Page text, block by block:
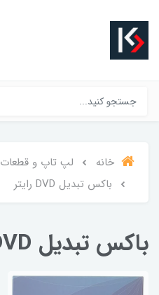
خانه لپ تاپ و قطعات
باکس تبدیل DVD رایتر
باکس تبدیل DVD رایتر